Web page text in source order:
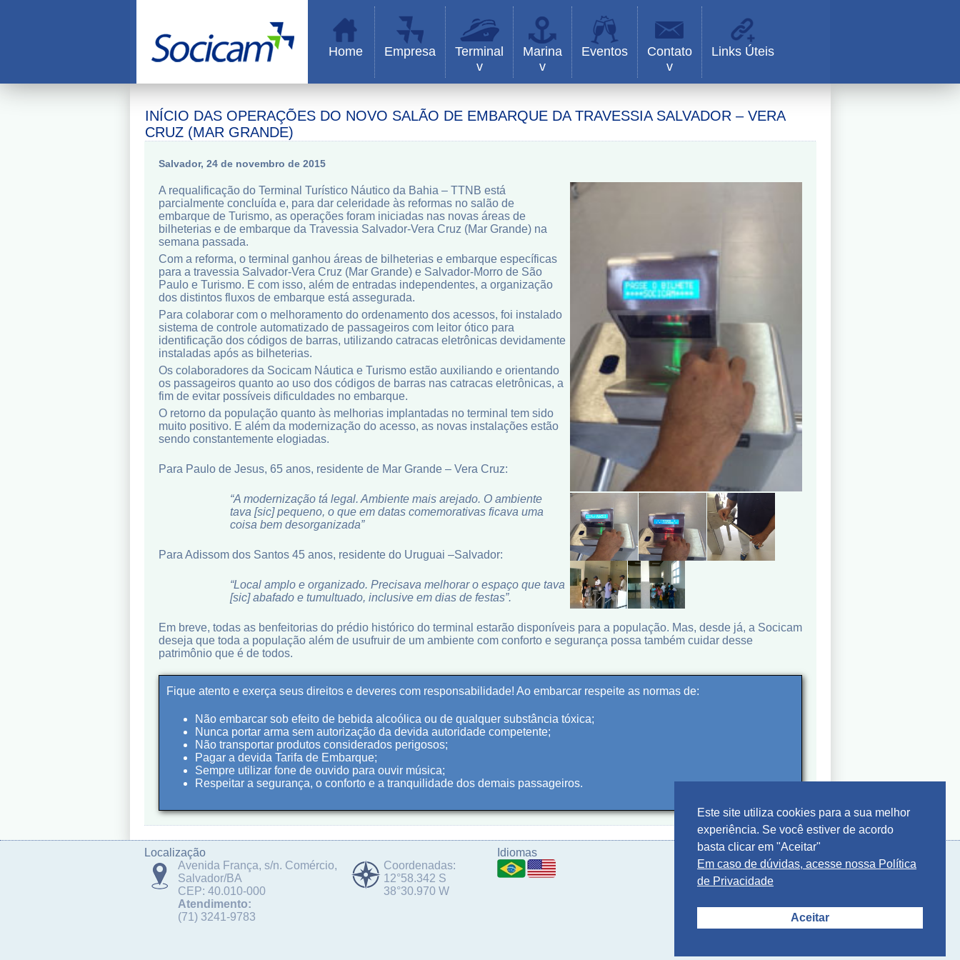
Home Empresa
Terminal
v
Marina
v
Eventos
Contato
v
Links Úteis
INÍCIO DAS OPERAÇÕES DO NOVO SALÃO DE EMBARQUE DA TRAVESSIA SALVADOR – VERA
CRUZ (MAR GRANDE)
Salvador, 24 de novembro de 2015
A requalificação do Terminal Turístico Náutico da Bahia – TTNB está
parcialmente concluída e, para dar celeridade às reformas no salão de
embarque de Turismo, as operações foram iniciadas nas novas áreas de
bilheterias e de embarque da Travessia Salvador-Vera Cruz (Mar Grande) na
semana passada.
Com a reforma, o terminal ganhou áreas de bilheterias e embarque específicas
para a travessia Salvador-Vera Cruz (Mar Grande) e Salvador-Morro de São
Paulo e Turismo. E com isso, além de entradas independentes, a organização
dos distintos fluxos de embarque está assegurada.
Para colaborar com o melhoramento do ordenamento dos acessos, foi instalado
sistema de controle automatizado de passageiros com leitor ótico para
identificação dos códigos de barras, utilizando catracas eletrônicas devidamente
instaladas após as bilheterias.
Os colaboradores da Socicam Náutica e Turismo estão auxiliando e orientando
os passageiros quanto ao uso dos códigos de barras nas catracas eletrônicas, a
fim de evitar possíveis dificuldades no embarque.
O retorno da população quanto às melhorias implantadas no terminal tem sido
muito positivo. E além da modernização do acesso, as novas instalações estão
sendo constantemente elogiadas.
Para Paulo de Jesus, 65 anos, residente de Mar Grande – Vera Cruz:
“A modernização tá legal. Ambiente mais arejado. O ambiente
tava [sic] pequeno, o que em datas comemorativas ficava uma
coisa bem desorganizada”
Para Adissom dos Santos 45 anos, residente do Uruguai –Salvador:
“Local amplo e organizado. Precisava melhorar o espaço que tava
[sic] abafado e tumultuado, inclusive em dias de festas”.
Em breve, todas as benfeitorias do prédio histórico do terminal estarão disponíveis para a população. Mas, desde já, a Socicam
deseja que toda a população além de usufruir de um ambiente com conforto e segurança possa também cuidar desse
patrimônio que é de todos.
Fique atento e exerça seus direitos e deveres com responsabilidade! Ao embarcar respeite as normas de:
Não embarcar sob efeito de bebida alcoólica ou de qualquer substância tóxica;
Nunca portar arma sem autorização da devida autoridade competente;
Não transportar produtos considerados perigosos;
Pagar a devida Tarifa de Embarque;
Sempre utilizar fone de ouvido para ouvir música;
Respeitar a segurança, o conforto e a tranquilidade dos demais passageiros.
Este site utiliza cookies para a sua melhor
experiência. Se você estiver de acordo
basta clicar em "Aceitar"
Em caso de dúvidas, acesse nossa Política
de Privacidade
Aceitar
Localização
Avenida França, s/n. Comércio,
Salvador/BA
CEP: 40.010-000
Atendimento:
(71) 3241-9783
Coordenadas:
12°58.342 S
38°30.970 W
Idiomas